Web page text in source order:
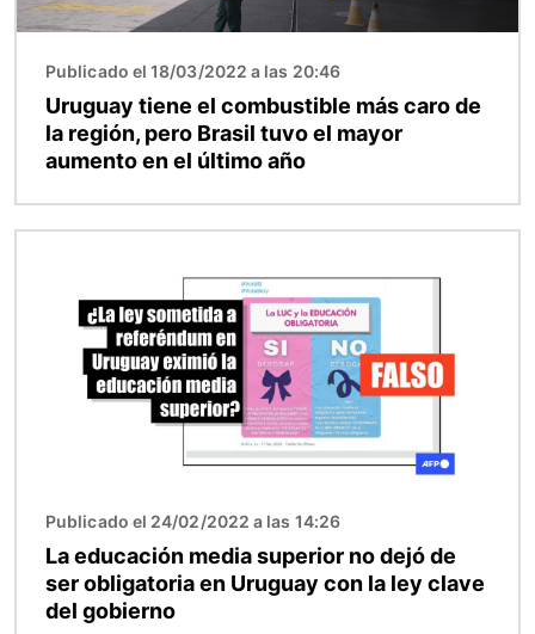
Publicado el 18/03/2022 a las 20:46
Uruguay tiene el combustible más caro de
la región, pero Brasil tuvo el mayor
aumento en el último año
Publicado el 24/02/2022 a las 14:26
La educación media superior no dejó de
ser obligatoria en Uruguay con la ley clave
del gobierno